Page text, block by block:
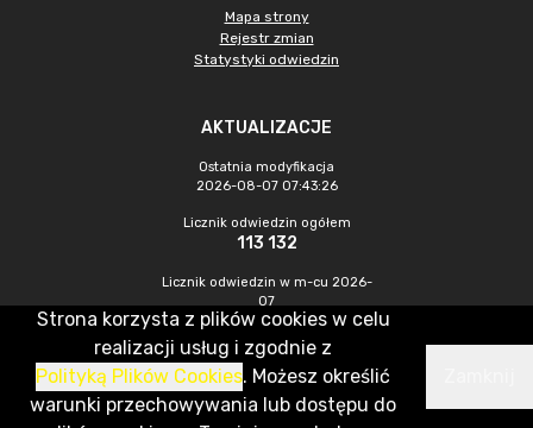
Mapa strony
Rejestr zmian
Statystyki odwiedzin
AKTUALIZACJE
Ostatnia modyfikacja
2026-08-07 07:43:26
Licznik odwiedzin ogółem
113 132
Licznik odwiedzin w m-cu 2026-
07
462
CMS & Hosting: Nefeni Sp. z o.o.
Strona korzysta z plików cookies w celu
realizacji usług i zgodnie z
Polityką Plików Cookies. Możesz określić
warunki przechowywania lub dostępu do